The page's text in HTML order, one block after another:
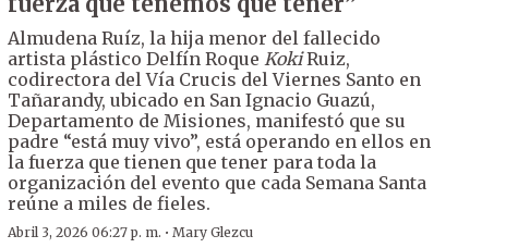
Almudena Ruíz, la hija menor del fallecido
artista plástico Delfín Roque KokiRuiz,
codirectora del Vía Crucis del Viernes Santo en
Tañarandy, ubicado en San Ignacio Guazú,
Departamento de Misiones, manifestó que su
padre “está muy vivo”, está operando en ellos en
la fuerza que tienen que tener para toda la
organización del evento que cada Semana Santa
reúne a miles de fieles.
Abril 3, 2026 06:27 p. m. · Mary Glezcu